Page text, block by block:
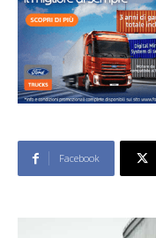
Facebook